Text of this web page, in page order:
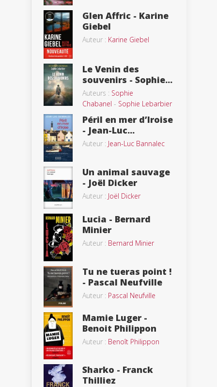
Glen Affric - Karine
Giebel
Auteur : Karine Giebel
Le Venin des
souvenirs - Sophie...
Auteurs : Sophie
Chabanel - Sophie Lebarbier
Péril en mer d’Iroise
- Jean-Luc...
Auteur : Jean-Luc Bannalec
Un animal sauvage
- Joël Dicker
Auteur : Joël Dicker
Lucia - Bernard
Minier
Auteur : Bernard Minier
Tu ne tueras point !
- Pascal Neufville
Auteur : Pascal Neufville
Mamie Luger -
Benoit Philippon
Auteur : Benoît Philippon
Sharko - Franck
Thilliez